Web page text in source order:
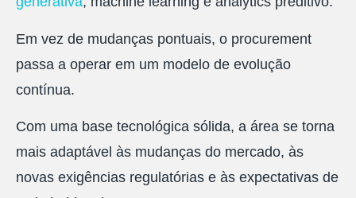
Em vez de mudanças pontuais, o procurement
passa a operar em um modelo de evolução
contínua.
Com uma base tecnológica sólida, a área se torna
mais adaptável às mudanças do mercado, às
novas exigências regulatórias e às expectativas de